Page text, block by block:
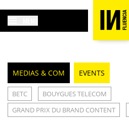
MEDIAS & COM EVENTS
BETC
BOUYGUES TELECOM
GRAND PRIX DU BRAND CONTENT